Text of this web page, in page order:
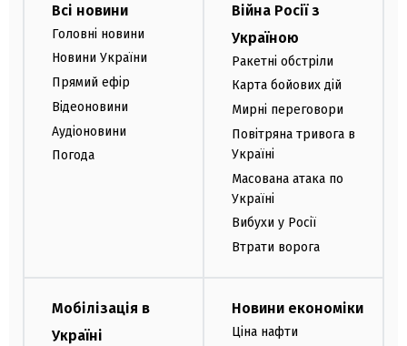
Всі новини
Головні новини
Новини України
Прямий ефір
Відеоновини
Аудіоновини
Погода
Війна Росії з
Україною
Ракетні обстріли
Карта бойових дій
Мирні переговори
Повітряна тривога в
Україні
Масована атака по
Україні
Вибухи у Росії
Втрати ворога
Мобілізація в
Україні
Новини економіки
Ціна нафти